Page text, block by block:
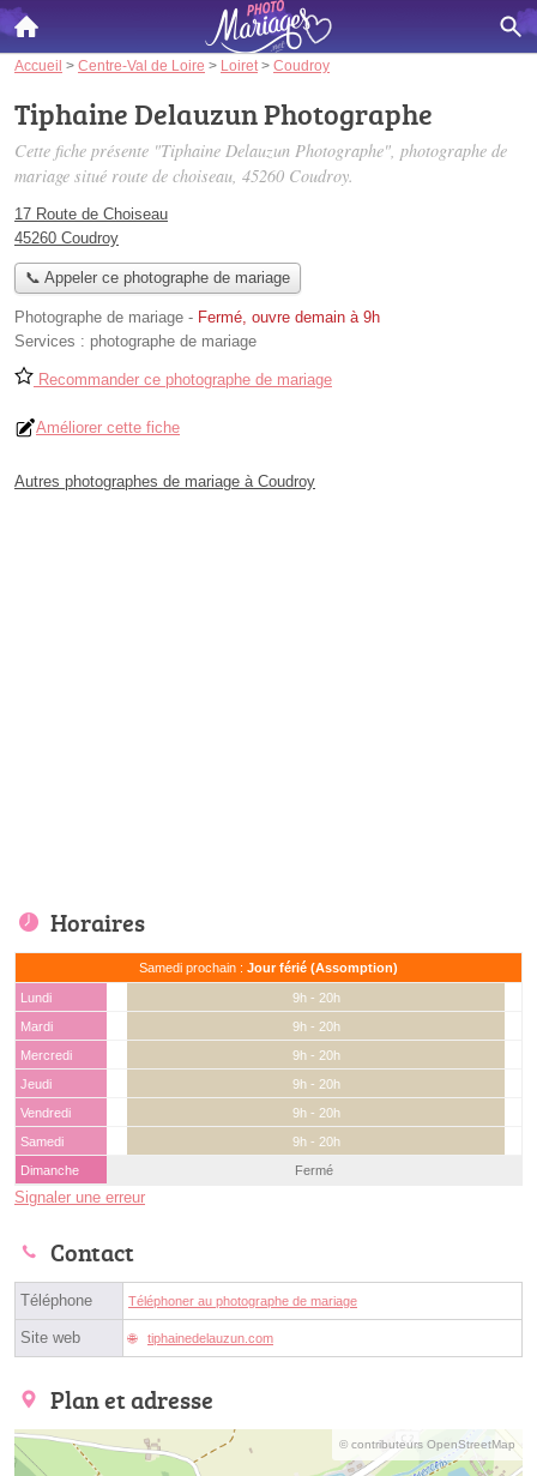
Accueil > Centre-Val de Loire > Loiret > Coudroy
Tiphaine Delauzun Photographe
Cette fiche présente "Tiphaine Delauzun Photographe", photographe de
mariage situé route de choiseau, 45260 Coudroy.
17 Route de Choiseau
45260 Coudroy
📞 Appeler ce photographe de mariage
Photographe de mariage - Fermé, ouvre demain à 9h
Services : photographe de mariage
Recommander ce photographe de mariage
Améliorer cette fiche
Autres photographes de mariage à Coudroy
Horaires
Samedi prochain : Jour férié (Assomption)
Lundi
9h - 20h
Mardi
9h - 20h
Mercredi
9h - 20h
Jeudi
9h - 20h
Vendredi
9h - 20h
Samedi
9h - 20h
Dimanche
Fermé
Signaler une erreur
Contact
Téléphone Téléphoner au photographe de mariage
Site web tiphainedelauzun.com
Plan et adresse
© contributeurs OpenStreetMap